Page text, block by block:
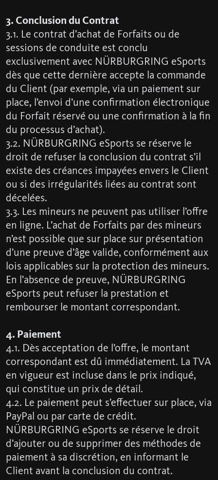
3. Conclusion du Contrat
3.1. Le contrat d’achat de Forfaits ou de
sessions de conduite est conclu
exclusivement avec NÜRBURGRING eSports
dès que cette dernière accepte la commande
du Client (par exemple, via un paiement sur
place, l’envoi d’une confirmation électronique
du Forfait réservé ou une confirmation à la fin
du processus d’achat).
3.2. NÜRBURGRING eSports se réserve le
droit de refuser la conclusion du contrat s’il
existe des créances impayées envers le Client
ou si des irrégularités liées au contrat sont
décelées.
3.3. Les mineurs ne peuvent pas utiliser l’offre
en ligne. L’achat de Forfaits par des mineurs
n’est possible que sur place sur présentation
d’une preuve d’âge valide, conformément aux
lois applicables sur la protection des mineurs.
En l’absence de preuve, NÜRBURGRING
eSports peut refuser la prestation et
rembourser le montant correspondant.
4. Paiement
4.1. Dès acceptation de l’offre, le montant
correspondant est dû immédiatement. La TVA
en vigueur est incluse dans le prix indiqué,
qui constitue un prix de détail.
4.2. Le paiement peut s’effectuer sur place, via
PayPal ou par carte de crédit.
NÜRBURGRING eSports se réserve le droit
d’ajouter ou de supprimer des méthodes de
paiement à sa discrétion, en informant le
Client avant la conclusion du contrat.